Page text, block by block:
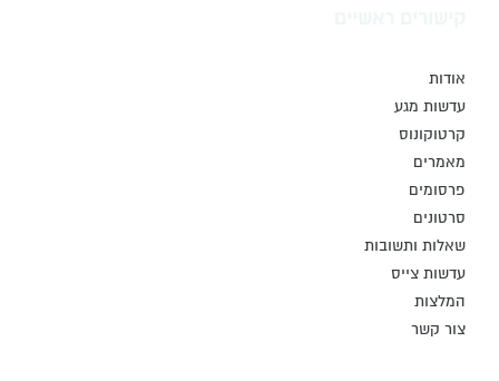
אודות
עדשות מגע
קרטוקונוס
מאמרים
פרסומים
סרטונים
שאלות ותשובות
עדשות צייס
המלצות
צור קשר